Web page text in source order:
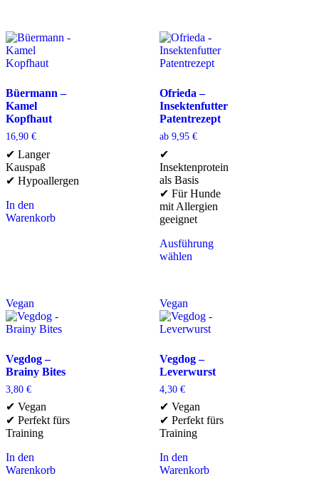
Büermann –
Kamel
Kopfhaut
16,90 €
✔ Langer
Kauspaß
✔ Hypoallergen
In den
Warenkorb
Ofrieda –
Insektenfutter
Patentrezept
ab 9,95 €
✔
Insektenprotein
als Basis
✔ Für Hunde
mit Allergien
geeignet
Ausführung
wählen
Vegan
Vegdog –
Brainy Bites
3,80 €
✔ Vegan
✔ Perfekt fürs
Training
In den
Warenkorb
Vegan
Vegdog –
Leverwurst
4,30 €
✔ Vegan
✔ Perfekt fürs
Training
In den
Warenkorb